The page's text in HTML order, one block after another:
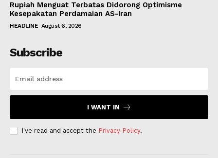
Rupiah Menguat Terbatas Didorong Optimisme
Kesepakatan Perdamaian AS-Iran
HEADLINE August 6, 2026
Subscribe
I WANT IN
I've read and accept the Privacy Policy.